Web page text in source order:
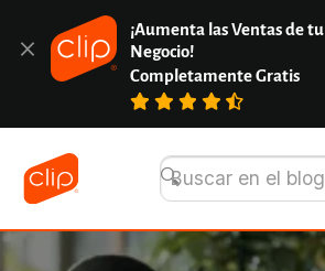
¡Aumenta las Ventas de tu
Negocio!
Completamente Gratis